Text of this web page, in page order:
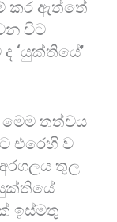
කර ඇත්තේ
විට
‘යුක්තියේ’
තත්වය
එරෙහි ව
තුල
ඉස්මතු